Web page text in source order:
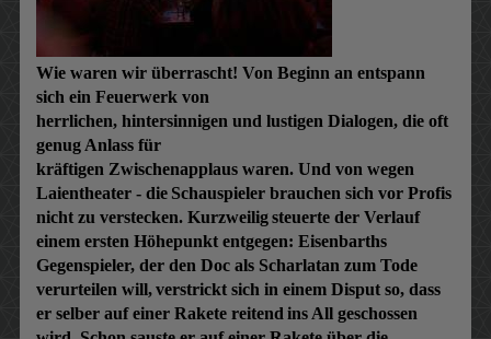
Wie waren wir überrascht! Von Beginn an entspann
sich ein Feuerwerk von
herrlichen, hintersinnigen und lustigen Dialogen, die oft
genug Anlass für
kräftigen Zwischenapplaus waren. Und von wegen
Laientheater - die Schauspieler brauchen sich vor Profis
nicht zu verstecken. Kurzweiligsteuerte der Verlauf
einem ersten Höhepunkt entgegen: Eisenbarths
Gegenspieler, der den Doc als Scharlatan zum Tode
verurteilen will,verstrickt sich in einem Disput so, dass
er selber auf einer Rakete reitend ins All geschossen